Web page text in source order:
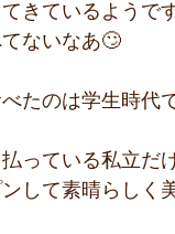
きているようです
ないなあ🙄
たのは学生時代
っている私立だ
して素晴らしく